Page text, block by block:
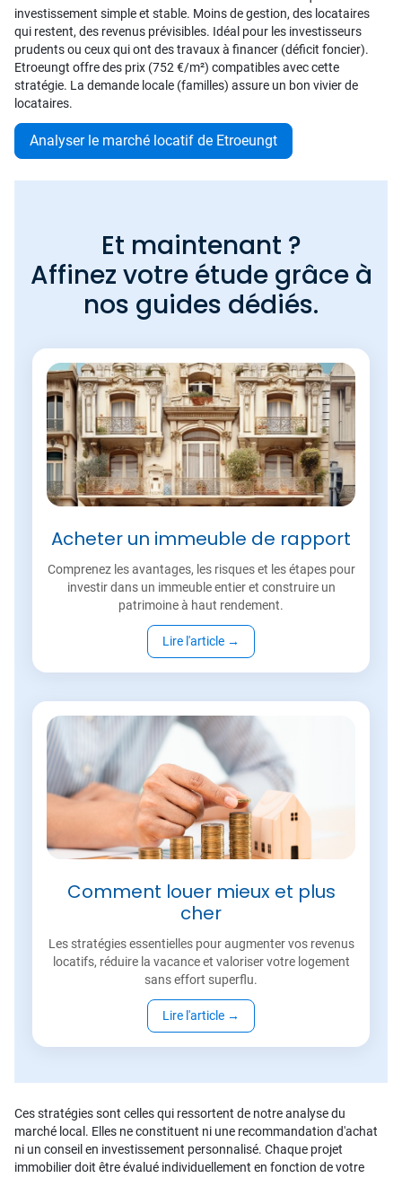
investissement simple et stable. Moins de gestion, des locataires
qui restent, des revenus prévisibles. Idéal pour les investisseurs
prudents ou ceux qui ont des travaux à financer (déficit foncier).
Etroeungt offre des prix (752 €/m²) compatibles avec cette
stratégie. La demande locale (familles) assure un bon vivier de
locataires.
Analyser le marché locatif de Etroeungt
Et maintenant ?
Affinez votre étude grâce à
nos guides dédiés.
Acheter un immeuble de rapport
Comprenez les avantages, les risques et les étapes pour
investir dans un immeuble entier et construire un
patrimoine à haut rendement.
Lire l'article →
Comment louer mieux et plus
cher
Les stratégies essentielles pour augmenter vos revenus
locatifs, réduire la vacance et valoriser votre logement
sans effort superflu.
Lire l'article →
Ces stratégies sont celles qui ressortent de notre analyse du
marché local. Elles ne constituent ni une recommandation d'achat
ni un conseil en investissement personnalisé. Chaque projet
immobilier doit être évalué individuellement en fonction de votre